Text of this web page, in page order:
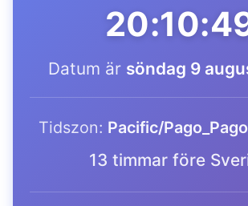
Datum är söndag 9
Tidszon: Pacific/
13 timmar före